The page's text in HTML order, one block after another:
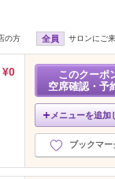
の方 全員 サロンにご
¥0
このクーポ
空席確認・予
メニューを追加
ブックマー